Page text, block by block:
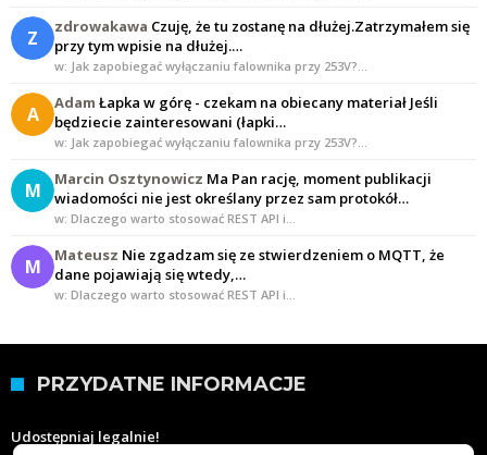
Z zdrowakawa Czuję, że tu zostanę na dłużej.Zatrzymałem się
przy tym wpisie na dłużej.…
w: Jak zapobiegać wyłączaniu falownika przy 253V?…
A Adam Łapka w górę - czekam na obiecany materiał Jeśli
będziecie zainteresowani (łapki…
w: Jak zapobiegać wyłączaniu falownika przy 253V?…
M Marcin Osztynowicz Ma Pan rację, moment publikacji
wiadomości nie jest określany przez sam protokół…
w: Dlaczego warto stosować REST API i…
M Mateusz Nie zgadzam się ze stwierdzeniem o MQTT, że
dane pojawiają się wtedy,…
w: Dlaczego warto stosować REST API i…
PRZYDATNE INFORMACJE
Udostępniaj legalnie!